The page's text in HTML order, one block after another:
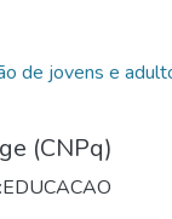
de jovens e
(CNPq)